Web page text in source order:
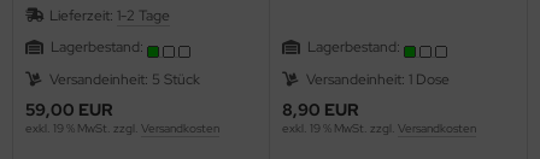
Lieferzeit: 1-2 Tage
Lagerbestand:
Versandeinheit: 5 Stück
59,00 EUR
exkl. 19 % MwSt. zzgl. Versandkosten
Lagerbestand:
Versandeinheit: 1 Dose
8,90 EUR
exkl. 19 % MwSt. zzgl. Versandkosten